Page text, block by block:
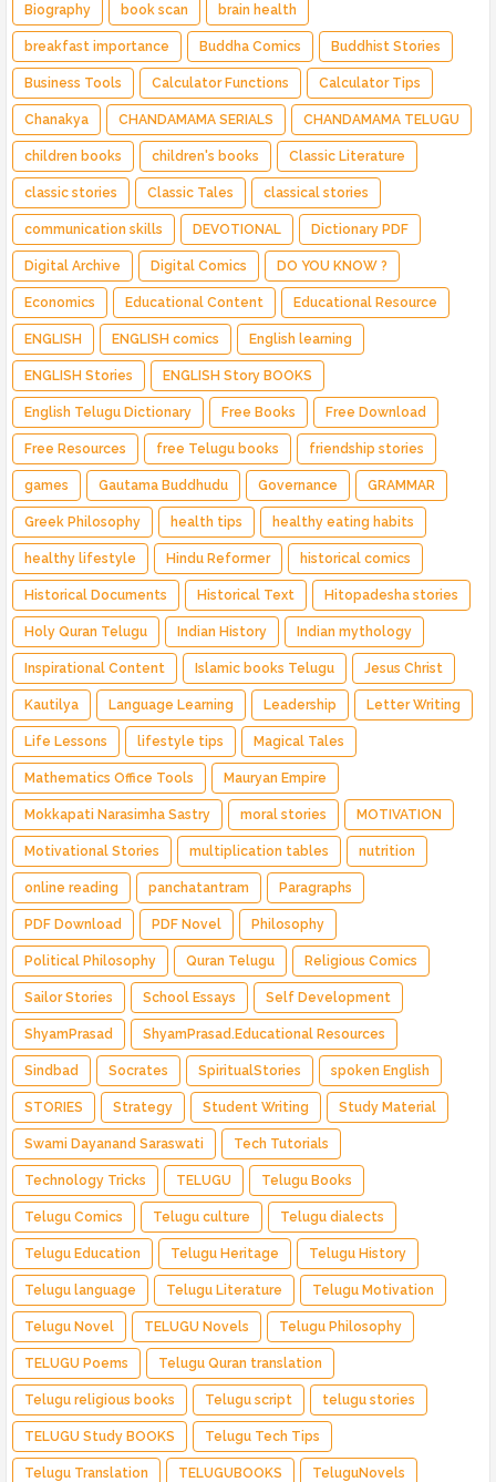
Biography book scan brain health
breakfast importance Buddha Comics Buddhist Stories
Business Tools Calculator Functions Calculator Tips
Chanakya CHANDAMAMA SERIALS CHANDAMAMA TELUGU
children books children's books Classic Literature
classic stories Classic Tales classical stories
communication skills DEVOTIONAL Dictionary PDF
Digital Archive Digital Comics DO YOU KNOW ?
Economics Educational Content Educational Resource
ENGLISH ENGLISH comics English learning
ENGLISH Stories ENGLISH Story BOOKS
English Telugu Dictionary Free Books Free Download
Free Resources free Telugu books friendship stories
games Gautama Buddhudu Governance GRAMMAR
Greek Philosophy health tips healthy eating habits
healthy lifestyle Hindu Reformer historical comics
Historical Documents Historical Text Hitopadesha stories
Holy Quran Telugu Indian History Indian mythology
Inspirational Content Islamic books Telugu Jesus Christ
Kautilya Language Learning Leadership Letter Writing
Life Lessons lifestyle tips Magical Tales
Mathematics Office Tools Mauryan Empire
Mokkapati Narasimha Sastry moral stories MOTIVATION
Motivational Stories multiplication tables nutrition
online reading panchatantram Paragraphs
PDF Download PDF Novel Philosophy
Political Philosophy Quran Telugu Religious Comics
Sailor Stories School Essays Self Development
ShyamPrasad ShyamPrasad.Educational Resources
Sindbad Socrates SpiritualStories spoken English
STORIES Strategy Student Writing Study Material
Swami Dayanand Saraswati Tech Tutorials
Technology Tricks TELUGU Telugu Books
Telugu Comics Telugu culture Telugu dialects
Telugu Education Telugu Heritage Telugu History
Telugu language Telugu Literature Telugu Motivation
Telugu Novel TELUGU Novels Telugu Philosophy
TELUGU Poems Telugu Quran translation
Telugu religious books Telugu script telugu stories
TELUGU Study BOOKS Telugu Tech Tips
Telugu Translation TELUGUBOOKS TeluguNovels